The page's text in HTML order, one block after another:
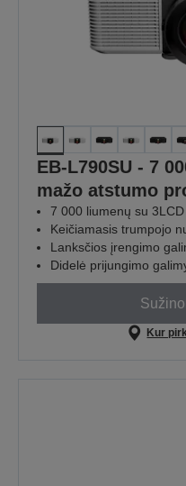
EB-L790SU - 7
mažo atstumo
7 000 liumenų su
Keičiamasis trumpojo
Lanksčios įrengimo
Didelė prijungimo
Kur